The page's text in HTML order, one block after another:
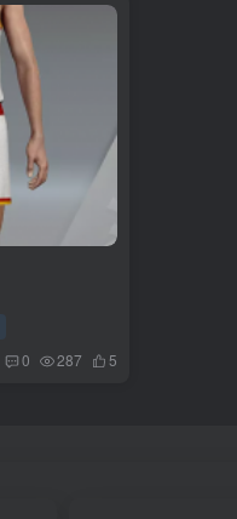
0 287 5